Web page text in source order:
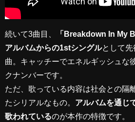
続いて3曲目、 「Breakdown In My
アルバムからの1stシングルとして先
曲。キャッチーでエネルギッシュな
クナンバーです。
ただ、歌っている内容は社会との隔
たシリアルなもの。 アルバムを通じ
歌われているのが本作の特徴です。